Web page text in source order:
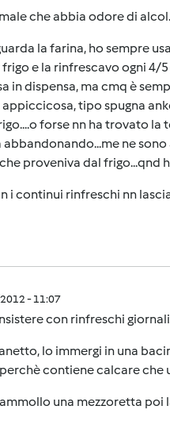
che abbia odore di alcol.
la farina, ho sempre
frigo e la rinfrescavo ogni 4/
in dispensa, ma cmq è
tipo spugna
forse nn ha trovato la
abbandonando...me ne
proveniva dal frigo...qnd
i continui rinfreschi nn
- 11:07
con rinfreschi
lo immergi in una
contiene calcare che
ammollo una mezzoretta